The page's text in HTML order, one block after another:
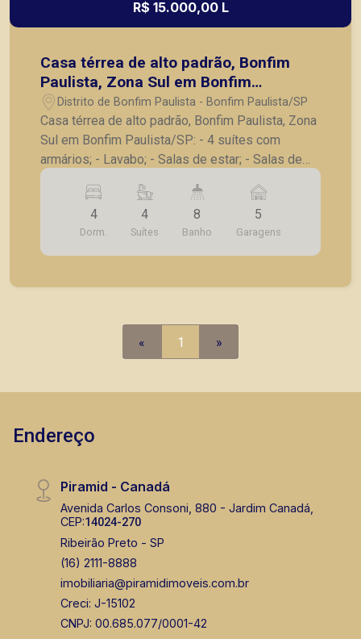
R$ 15.000,00 L
Casa térrea de alto padrão, Bonfim
Paulista, Zona Sul em Bonfim
Paulista/SP:
Distrito de Bonfim Paulista - Bonfim Paulista/SP
Casa térrea de alto padrão, Bonfim Paulista, Zona
Sul em Bonfim Paulista/SP: - 4 suítes com
armários; - Lavabo; - Salas de estar; - Salas de
jantar; - Sala de tv; - Varanda gourmet completa; -
Cozinha planejada; - Despensa; - Lavanderia
planejada; - Suíte de serviço; - Projeto
paisagístico com irrigação automática; -
Iluminação interna e externa; - Piscina; - Sauna
Aliança, Jardim Botânico, Jardim Canadá, casas e
na Zona Sul.
4
Dorm.
4
Suítes
8
Banho
5
Garagens
« 1 »
Endereço
Piramid - Canadá
Avenida Carlos Consoni, 880 - Jardim Canadá,
CEP:14024-270
Ribeirão Preto - SP
(16) 2111-8888
imobiliaria@piramidimoveis.com.br
Creci: J-15102
CNPJ: 00.685.077/0001-42